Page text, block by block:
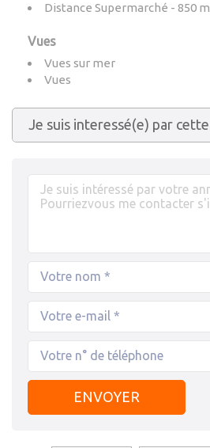
Distance Supermarché - 850 m
Vues
Vues sur mer
Vues